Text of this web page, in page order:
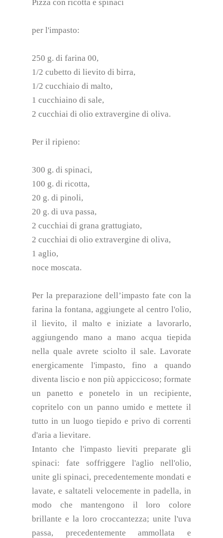
Pizza con ricotta e spinaci
per l'impasto:
250 g. di farina 00,
1/2 cubetto di lievito di birra,
1/2 cucchiaio di malto,
1 cucchiaino di sale,
2 cucchiai di olio extravergine di oliva.
Per il ripieno:
300 g. di spinaci,
100 g. di ricotta,
20 g. di pinoli,
20 g. di uva passa,
2 cucchiai di grana grattugiato,
2 cucchiai di olio extravergine di oliva,
1 aglio,
noce moscata.
Per la preparazione dell’impasto fate con la
farina la fontana, aggiungete al centro l'olio,
il lievito, il malto e iniziate a lavorarlo,
aggiungendo mano a mano acqua tiepida
nella quale avrete sciolto il sale. Lavorate
energicamente l'impasto, fino a quando
diventa liscio e non più appiccicoso; formate
un panetto e ponetelo in un recipiente,
copritelo con un panno umido e mettete il
tutto in un luogo tiepido e privo di correnti
d'aria a lievitare.
Intanto che l'impasto lieviti preparate gli
spinaci: fate soffriggere l'aglio nell'olio,
unite gli spinaci, precedentemente mondati e
lavate, e saltateli velocemente in padella, in
modo che mantengono il loro colore
brillante e la loro croccantezza; unite l'uva
passa, precedentemente ammollata e